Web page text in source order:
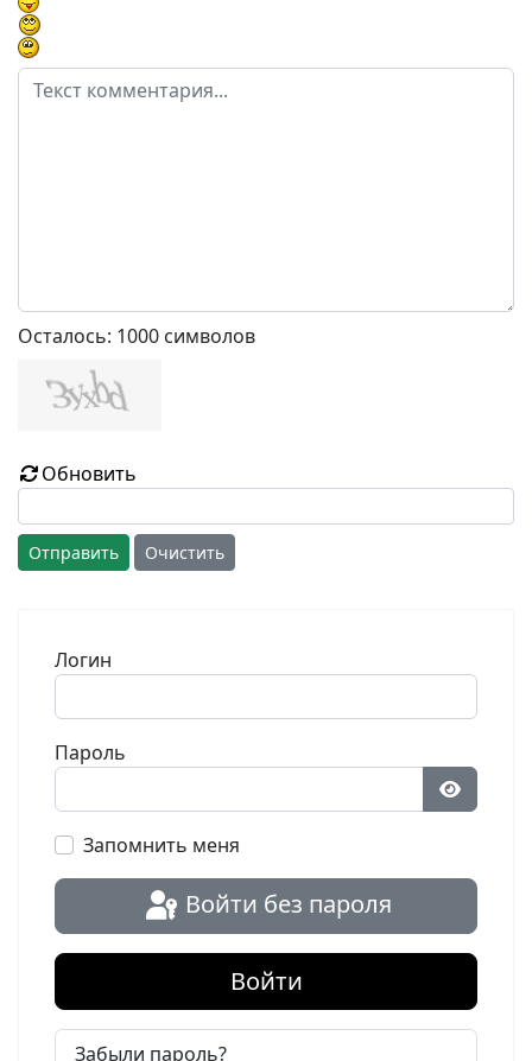
Осталось: 1000 символов
Обновить
Отправить Очистить
Логин
Пароль
Запомнить меня
Войти без пароля
Войти
Забыли пароль?